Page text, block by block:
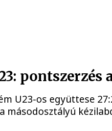
pontszerzés
U23-os együttese
másodosztályú